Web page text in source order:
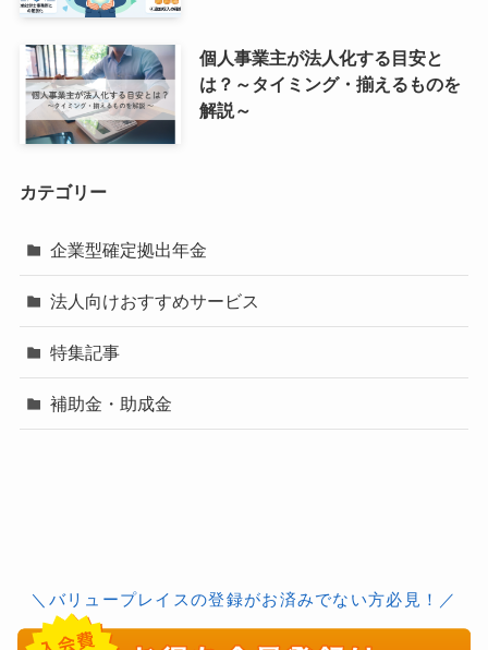
個人事業主が法人化する目安と
は？～タイミング・揃えるものを
解説～
カテゴリー
企業型確定拠出年金
法人向けおすすめサービス
特集記事
補助金・助成金
＼バリュープレイスの登録がお済みでない方必見！／